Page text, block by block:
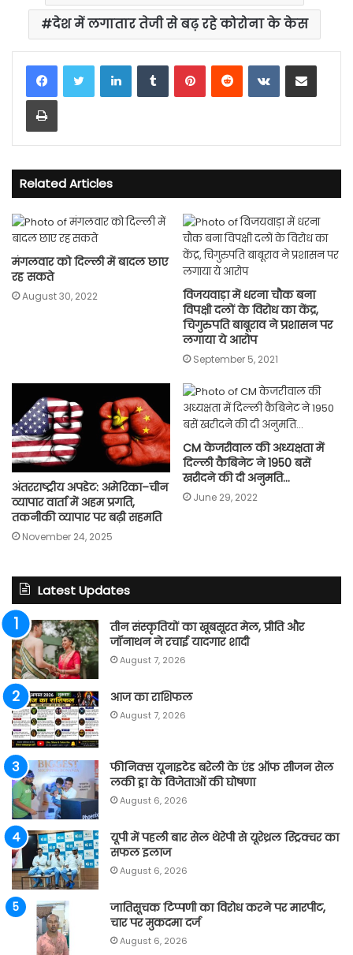
देश में लगातार तेजी से बढ़ रहे कोरोना के केस
LinkedInTumblrPinterestReddit VKontakteShare via Email
Print
Related Articles
मंगलवार को दिल्ली में बादल छाए
रह सकते
August 30, 2022
विजयवाड़ा में धरना चौक बना
विपक्षी दलों के विरोध का केंद्र,
चिगुरुपति बाबूराव ने प्रशासन पर
लगाया ये आरोप
September 5, 2021
अंतरराष्ट्रीय अपडेट: अमेरिका–चीन
व्यापार वार्ता में अहम प्रगति,
तकनीकी व्यापार पर बढ़ी सहमति
November 24, 2025
CM केजरीवाल की अध्यक्षता में
दिल्ली कैबिनेट ने 1950 बसें
खरीदने की दी अनुमति…
June 29, 2022
Latest Updates
तीन संस्कृतियों का खूबसूरत मेल, प्रीति और
जॉनाथन ने रचाई यादगार शादी
August 7, 2026
आज का राशिफल
August 7, 2026
फीनिक्स यूनाइटेड बरेली के एंड ऑफ सीजन सेल
लकी ड्रा के विजेताओं की घोषणा
August 6, 2026
यूपी में पहली बार सेल थेरेपी से यूरेथ्रल स्ट्रिक्चर का
सफल इलाज
August 6, 2026
जातिसूचक टिप्पणी का विरोध करने पर मारपीट,
चार पर मुकदमा दर्ज
August 6, 2026